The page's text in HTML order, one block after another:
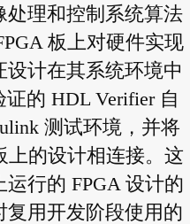
处理和控制系统算法
板上对硬件实现
计在其系统环境中
的 HDL Verifier 自
测试环境，并将
上的设计相连接。这
行的 FPGA 设计的
复用开发阶段使用的